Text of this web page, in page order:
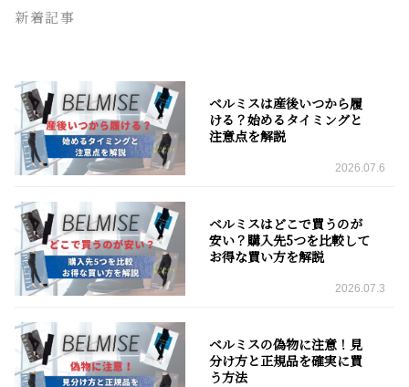
新着記事
ベルミスは産後いつから履
ける？始めるタイミングと
注意点を解説
2026.07.6
ベルミスはどこで買うのが
安い？購入先5つを比較して
お得な買い方を解説
2026.07.3
ベルミスの偽物に注意！見
分け方と正規品を確実に買
う方法